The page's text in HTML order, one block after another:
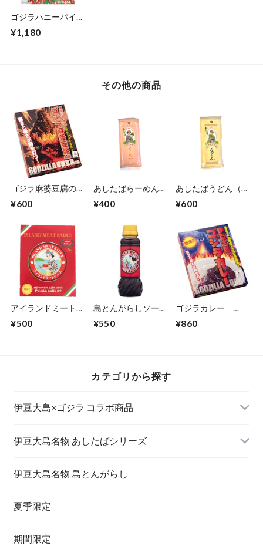
ゴジラハニーパイ
¥1,180
その他の商品
ゴジラ麻婆豆腐の
¥600
あしたばらーめん
き）
¥400
あしたばうどん（２
¥600
アイランドミートソ
¥500
島とんがらしソー
¥550
ゴジラカレー
¥860
カテゴリから探す
伊豆大島×ゴジラ コラボ商品
伊豆大島名物 あしたばシリーズ
伊豆大島名物 島とんがらし
夏季限定
期間限定